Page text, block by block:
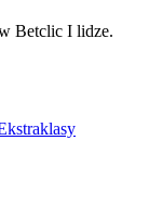
Betclic I lidze.